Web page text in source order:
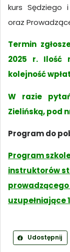
kurs Sędziego
oraz
Termin
2025 r. Ilość
kolejność
W razie
Zielińską, pod
Program do
Program
instruktorów
uzupełniające
Udostępnij